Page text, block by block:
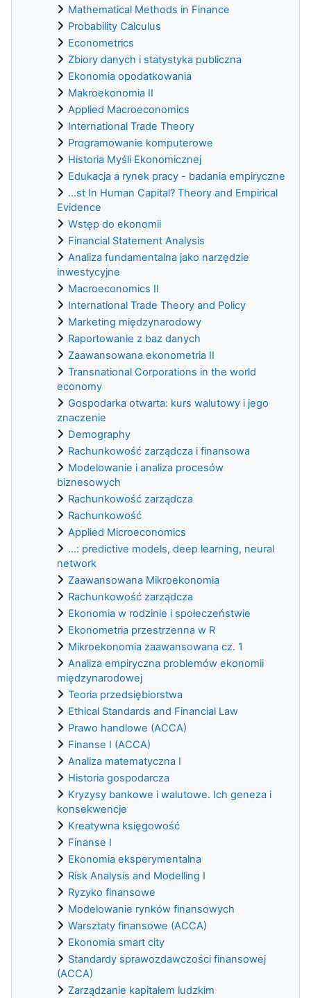
Mathematical Methods in Finance
Probability Calculus
Econometrics
Zbiory danych i statystyka publiczna
Ekonomia opodatkowania
Makroekonomia II
Applied Macroeconomics
International Trade Theory
Programowanie komputerowe
Historia Myśli Ekonomicznej
Edukacja a rynek pracy - badania empiryczne
...st In Human Capital? Theory and Empirical
Evidence
Wstęp do ekonomii
Financial Statement Analysis
Analiza fundamentalna jako narzędzie
inwestycyjne
Macroeconomics II
International Trade Theory and Policy
Marketing międzynarodowy
Raportowanie z baz danych
Zaawansowana ekonometria II
Transnational Corporations in the world
economy
Gospodarka otwarta: kurs walutowy i jego
znaczenie
Demography
Rachunkowość zarządcza i finansowa
Modelowanie i analiza procesów
biznesowych
Rachunkowość zarządcza
Rachunkowość
Applied Microeconomics
...: predictive models, deep learning, neural
network
Zaawansowana Mikroekonomia
Rachunkowość zarządcza
Ekonomia w rodzinie i społeczeństwie
Ekonometria przestrzenna w R
Mikroekonomia zaawansowana cz. 1
Analiza empiryczna problemów ekonomii
międzynarodowej
Teoria przedsiębiorstwa
Ethical Standards and Financial Law
Prawo handlowe (ACCA)
Finanse I (ACCA)
Analiza matematyczna I
Historia gospodarcza
Kryzysy bankowe i walutowe. Ich geneza i
konsekwencje
Kreatywna księgowość
Finanse I
Ekonomia eksperymentalna
Risk Analysis and Modelling I
Ryzyko finansowe
Modelowanie rynków finansowych
Warsztaty finansowe (ACCA)
Ekonomia smart city
Standardy sprawozdawczości finansowej
(ACCA)
Zarządzanie kapitałem ludzkim